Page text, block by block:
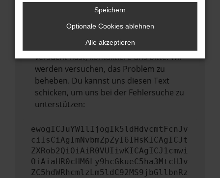
führen, dass bestimmte Funktionen nicht
Wende dich an den Webseitenbetreiber.
Wenn du alle oben genannten Schritte
versucht hast, kontaktiere uns bitte. Wir
werden versuchen, das Problem zu
beheben. Du kannst uns diesen Text
schicken, um uns bei der Fehlersuche zu
unterstützen:
ewogICJuYW1lIjogIk5ldHdvcmtFcnJv
ciIsCiAgImNvbmZpZyI6IHsKICAgICJt
ZXRob2QiOiAiR0VUIiwKICAgICJ1cmwi
OiAiaHR0cHM6Ly9hcGkueC5ha3MtcHJv
ZC5hdWRhcmlzLm5ldC92MS9jbGllbnRz
Speichern
Optionale Cookies ablehnen
Alle akzeptieren